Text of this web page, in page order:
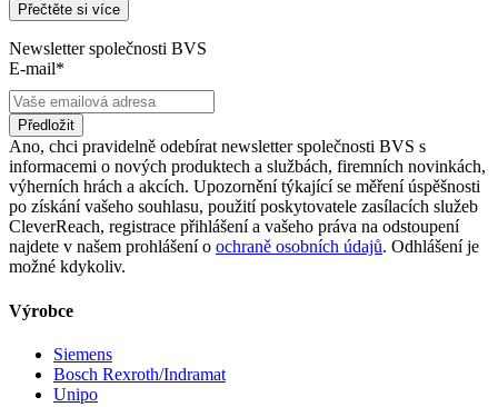
Dies unterscheidet unsere
konventionellen Reparaturen:
oder einem höheren Verschleiß unterliegen
Zertifizierte Reparaturwerkstatt
Austausch aller Komponenten, die als Schwachstellen
identifiziert werden und somit ein Sicherheitsrisiko für die
Maschine und deren Betreiber darstellen
Ausschließliche Verwendung der vom Hersteller oder
Gesetzgeber neuen & zugelassenen Komponenten
Überprüfung aller relevanten Funktionen in Form von
Funktions- und Lasttests
Mit unserer
Lage, die Reparatur Ihrer
priorisieren.
Přečtěte si více
Newsletter společnosti BVS
E-mail*
Předložit
Ano, chci pravidelně odebírat newsletter společnosti BVS s
informacemi o nových produktech a službách, firemních novinkách,
výherních hrách a akcích. Upozornění týkající se měření úspěšnosti
po získání vašeho souhlasu, použití poskytovatele zasílacích služeb
CleverReach, registrace přihlášení a vašeho práva na odstoupení
najdete v našem prohlášení o ochraně osobních údajů. Odhlášení je
možné kdykoliv.
Výrobce
Siemens
Bosch Rexroth/Indramat
Unipo